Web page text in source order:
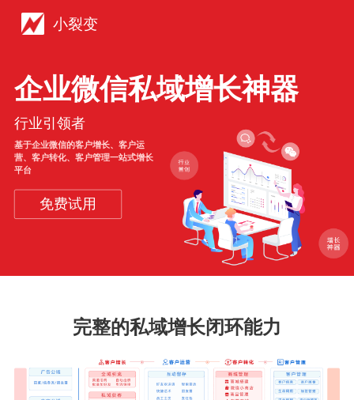
小裂变
企业微信私域增长神器
行业引领者
基于企业微信的客户增长、客户运
营、客户转化、客户管理一站式增长
平台
免费试用
完整的私域增长闭环能力